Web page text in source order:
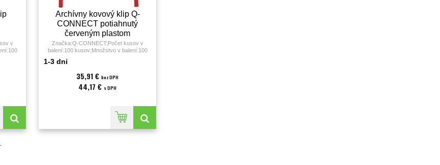
v
Archívny kovový klip Q-
CONNECT potiahnutý
červeným plastom
Značka:Q-CONNECT;Počet kusov v
balení:100 kusov;Množstvo v balení:100
1-3 dni
35,91 €bez DPH
44,17 € s DPH